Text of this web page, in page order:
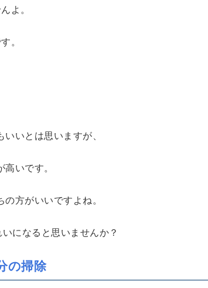
よ。
。
いとは思いますが、
いです。
方がいいですよね。
になると思いませんか？
の掃除